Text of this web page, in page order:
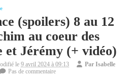
(spoilers) 8 au 12
au coeur des
et Jérémy (+ vidéo)
le9 avril 2024 à 09:13 ParIsabelle
Pas de commentaire